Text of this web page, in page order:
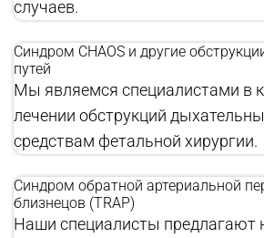
случаев.
Синдром CHAOS и другие
путей
Мы являемся специалистами в
лечении обструкций
средствам фетальной хирургии.
Синдром обратной артериальной
близнецов (TRAP)
Наши специалисты предлагают